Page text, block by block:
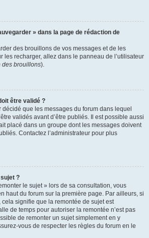
» dans la page de rédaction de
des brouillons de vos messages et de les
les recharger, allez dans le panneau de l’utilisateur
des brouillons).
être validé ?
décidé que les messages du forum dans lequel
validés avant d’être publiés. Il est possible aussi
placé dans un groupe dont les messages doivent
Contactez l’administrateur pour plus
?
le sujet » lors de sa consultation, vous
haut du forum sur la première page. Par ailleurs, si
signifie que la remontée de sujet est
de temps pour autoriser la remontée n’est pas
de remonter un sujet simplement en y
vous de respecter les règles du forum en le